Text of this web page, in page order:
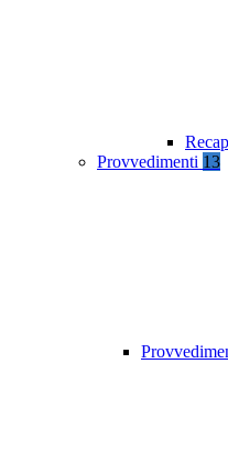
Provvedimenti 13